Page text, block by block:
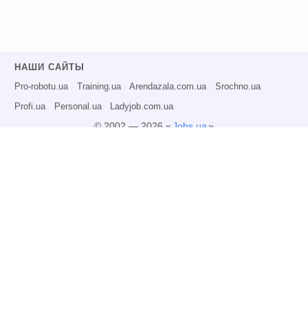
НАШИ САЙТЫ
Pro-robotu.ua Training.ua Arendazala.com.ua Srochno.ua
Profi.ua Personal.ua Ladyjob.com.ua
© 2002 — 2026 « Jobs.ua»